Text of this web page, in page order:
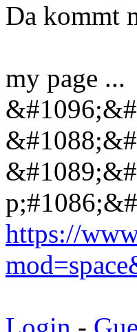
Da kommt
my page ...
https://